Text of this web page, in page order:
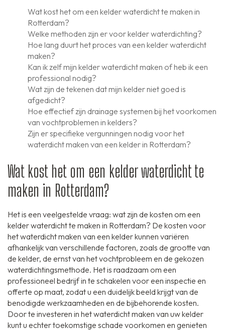
Wat kost het om een kelder waterdicht te maken in
Rotterdam?
Welke methoden zijn er voor kelder waterdichting?
Hoe lang duurt het proces van een kelder waterdicht
maken?
Kan ik zelf mijn kelder waterdicht maken of heb ik een
professional nodig?
Wat zijn de tekenen dat mijn kelder niet goed is
afgedicht?
Hoe effectief zijn drainage systemen bij het voorkomen
van vochtproblemen in kelders?
Zijn er specifieke vergunningen nodig voor het
waterdicht maken van een kelder in Rotterdam?
Wat kost het om een kelder waterdicht te
maken in Rotterdam?
Het is een veelgestelde vraag: wat zijn de kosten om een
kelder waterdicht te maken in Rotterdam? De kosten voor
het waterdicht maken van een kelder kunnen variëren
afhankelijk van verschillende factoren, zoals de grootte van
de kelder, de ernst van het vochtprobleem en de gekozen
waterdichtingsmethode. Het is raadzaam om een
professioneel bedrijf in te schakelen voor een inspectie en
offerte op maat, zodat u een duidelijk beeld krijgt van de
benodigde werkzaamheden en de bijbehorende kosten.
Door te investeren in het waterdicht maken van uw kelder
kunt u echter toekomstige schade voorkomen en genieten